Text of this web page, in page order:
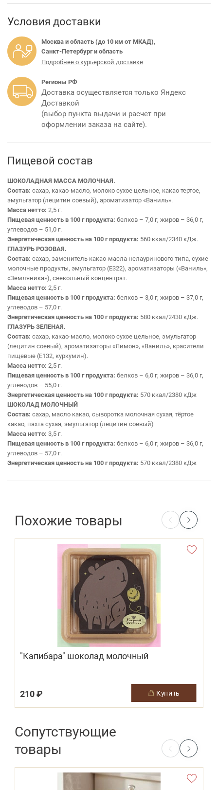
Условия доставки
Москва и область (до 10 км от МКАД),
Санкт-Петербург и область
Подробнее о курьерской доставке
Регионы РФ
Доставка осуществляется только Яндекс
Доставкой
(выбор пункта выдачи и расчет при
оформлении заказа на сайте).
Пищевой состав
ШОКОЛАДНАЯ МАССА МОЛОЧНАЯ.
Состав: сахар, какао-масло, молоко сухое цельное, какао тертое,
эмульгатор (лецитин соевый), ароматизатор «Ваниль».
Масса нетто: 2,5 г.
Пищевая ценность в 100 г продукта: белков – 7,0 г, жиров – 36,0 г,
углеводов – 51,0 г.
Энергетическая ценность на 100 г продукта: 560 ккал/2340 кДж.
ГЛАЗУРЬ РОЗОВАЯ.
Состав: сахар, заменитель какао-масла нелауринового типа, сухие
молочные продукты, эмульгатор (Е322), ароматизаторы («Ваниль»,
«Земляника»), свекольный концентрат.
Масса нетто: 2,5 г.
Пищевая ценность в 100 г продукта: белков – 3,0 г, жиров – 37,0 г,
углеводов – 57,0 г.
Энергетическая ценность на 100 г продукта: 580 ккал/2430 кДж.
ГЛАЗУРЬ ЗЕЛЕНАЯ.
Состав: сахар, какао-масло, молоко сухое цельное, эмульгатор
(лецитин соевый), ароматизаторы «Лимон», «Ваниль», красители
пищевые (Е132, куркумин).
Масса нетто: 2,5 г.
Пищевая ценность в 100 г продукта: белков – 6,0 г, жиров – 36,0 г,
углеводов – 55,0 г.
Энергетическая ценность на 100 г продукта: 570 ккал/2380 кДж
ШОКОЛАД МОЛОЧНЫЙ
Состав: сахар, масло какао, сыворотка молочная сухая, тёртое
какао, пахта сухая, эмульгатор (лецитин соевый)
Масса нетто: 3,5 г.
Пищевая ценность в 100 г продукта: белков – 6,0 г, жиров – 36,0 г,
углеводов – 57,0 г.
Энергетическая ценность на 100 г продукта: 570 ккал/2380 кДж
Похожие товары
"Капибара" шоколад молочный
210 ₽ купить
Сопутствующие
товары